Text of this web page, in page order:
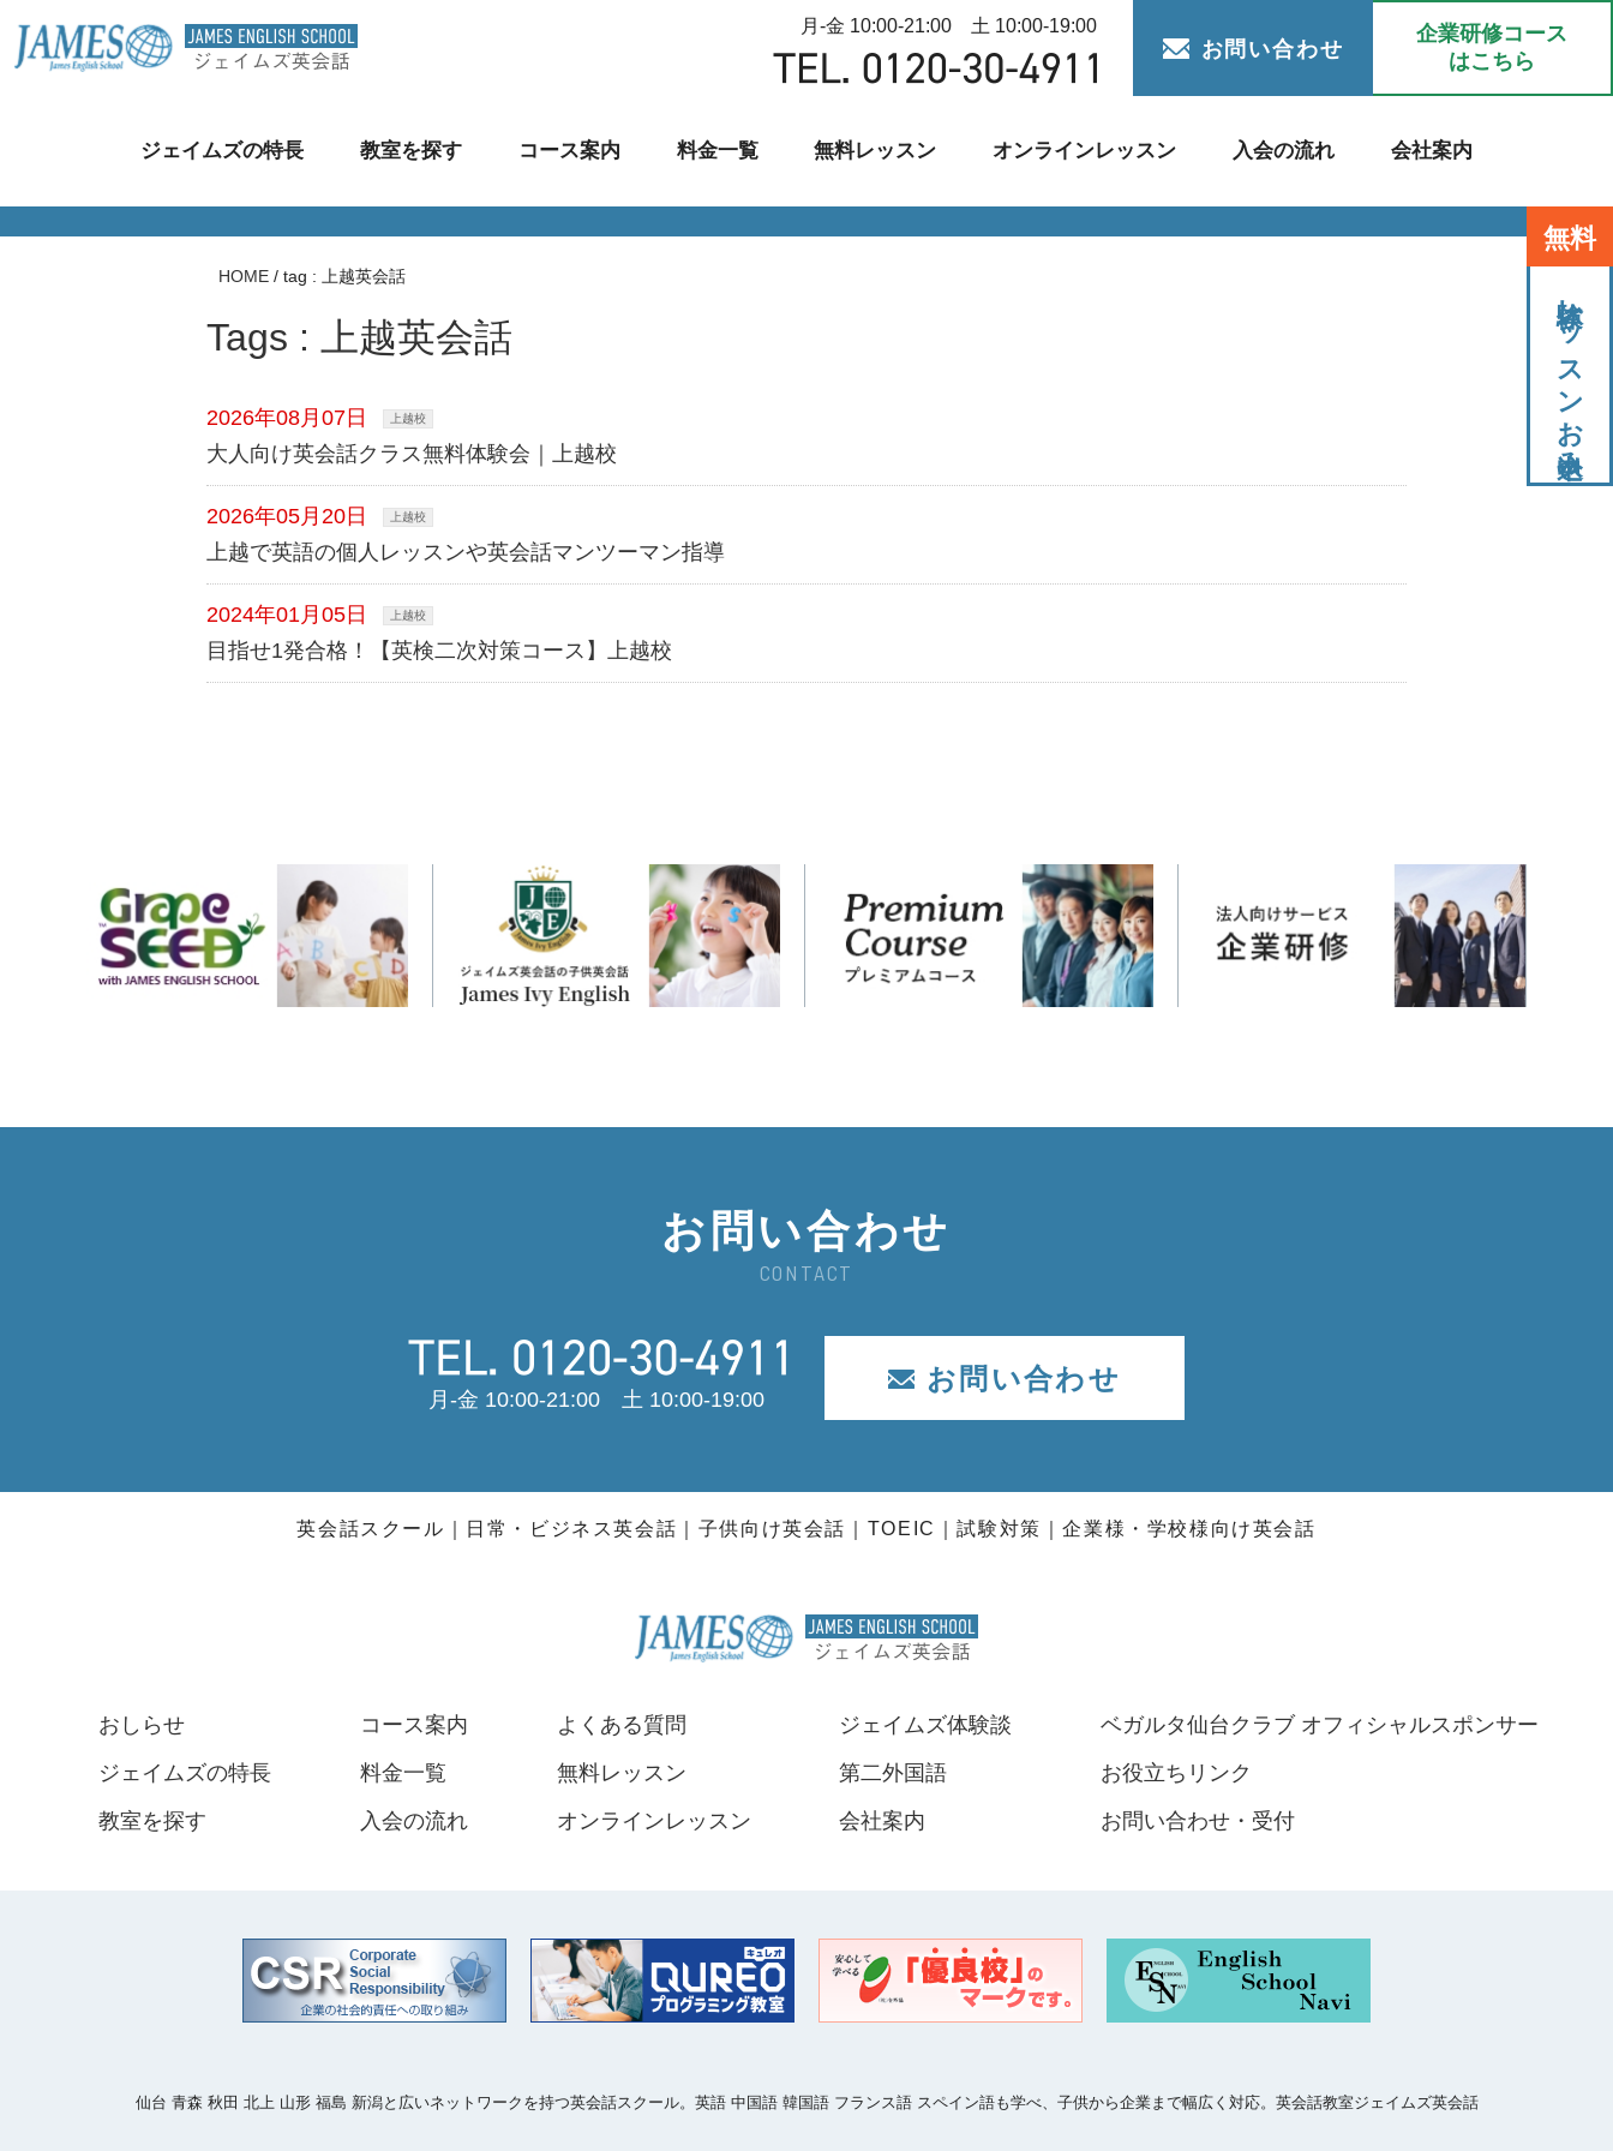
月-金 10:00-21:00 土 10:00-19:00
お問い合わせ
企業研修コース
はこちら
ジェイムズの特長 教室を探す コース案内 料金一覧 無料レッスン オンラインレッスン 入会の流れ 会社案内
無料
体験レッスンお申込み
HOME / tag : 上越英会話
Tags : 上越英会話
2026年08月07日 上越校
大人向け英会話クラス無料体験会｜上越校
2026年05月20日 上越校
上越で英語の個人レッスンや英会話マンツーマン指導
2024年01月05日 上越校
目指せ1発合格！【英検二次対策コース】上越校
お問い合わせ
CONTACT
月-金 10:00-21:00 土 10:00-19:00
お問い合わせ
英会話スクール 日常・ビジネス英会話 子供向け英会話 TOEIC 試験対策 企業様・学校様向け英会話
おしらせ
ジェイムズの特長
教室を探す
コース案内
料金一覧
入会の流れ
よくある質問
無料レッスン
オンラインレッスン
ジェイムズ体験談
第二外国語
会社案内
ベガルタ仙台クラブ オフィシャルスポンサー
お役立ちリンク
お問い合わせ・受付
仙台 青森 秋田 北上 山形 福島 新潟と広いネットワークを持つ英会話スクール。英語 中国語 韓国語 フランス語 スペイン語も学べ、子供から企業まで幅広く対応。英会話教室ジェイムズ英会話